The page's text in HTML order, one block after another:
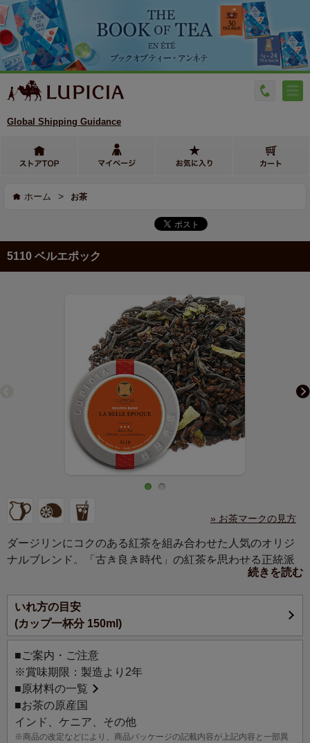
Global Shipping Guidance
ホーム > お茶
5110 ベルエポック
» お茶マークの見方
ダージリンにコクのある紅茶を組み合わせた人気のオリジ
ナルブレンド。「古き良き時代」の紅茶を思わせる正統派
で上品な味わいは、ミルクティーにもおすすめです。
ミルク、アイス、リカー（お酒を入れて）、砂糖やレモ
ン、何でもOKの懐の広い味わいで、毎日のお茶におすすめ
の安定した味と香りです。サンドイッチのお供にも。ゴー
ルデンオレンジの美しい水色は、ストレート、ミルク、ア
イスのいずれにも向いています（ミルクティーは濃いめ
で）。「紅茶といえばこの味！」の、定番にしたいブレン
ドティーです。軽やかな味で洋菓子にも和菓子にも合うの
で、幅広くギフト組みできます。
続きを読む
いれ方の目安
(カップ一杯分 150ml)
■ご案内・ご注意
※賞味期限：製造より2年
■原材料の一覧
■お茶の原産国
インド、ケニア、その他
※商品の改定などにより、商品パッケージの記載内容が上記内容と一部異